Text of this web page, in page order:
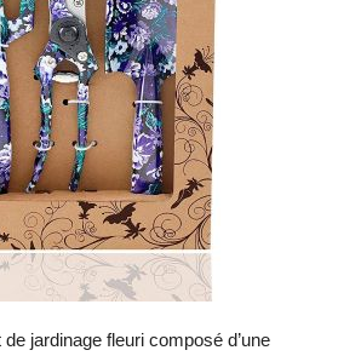
jardinage fleuri composé d’une